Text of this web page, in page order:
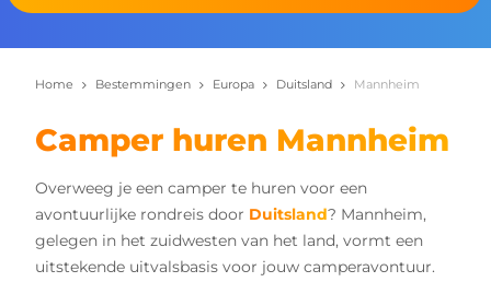
Home Bestemmingen Europa Duitsland Mannheim
Camper huren Mannheim
Overweeg je een camper te huren voor een
avontuurlijke rondreis door Duitsland? Mannheim,
gelegen in het zuidwesten van het land, vormt een
uitstekende uitvalsbasis voor jouw camperavontuur.